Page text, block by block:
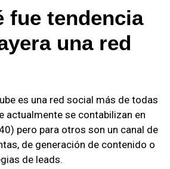
fue tendencia
una red
es una red social más de todas
actualmente se contabilizan en
pero para otros son un canal de
de generación de contenido o
de leads.